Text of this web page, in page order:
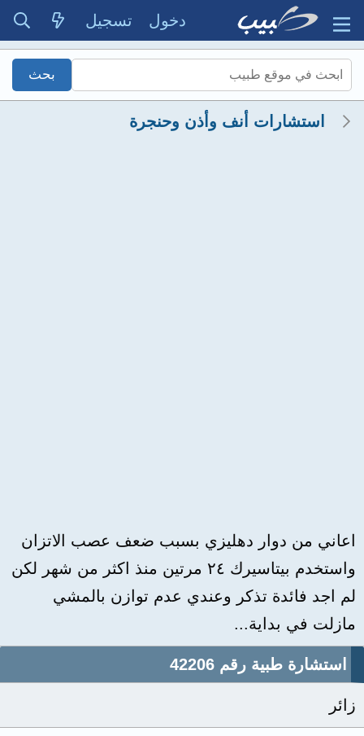
دخول تسجيل
استشارات أنف وأذن وحنجرة
اعاني من دوار دهليزي بسبب ضعف عصب الاتزان
واستخدم بيتاسيرك ٢٤ مرتين منذ اكثر من شهر لكن
لم اجد فائدة تذكر وعندي عدم توازن بالمشي
مازلت في بداية...
استشارة طبية رقم 42206
زائر